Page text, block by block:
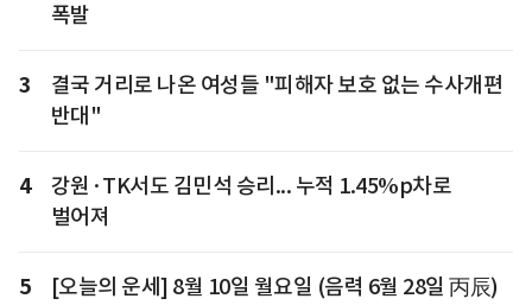
폭발
3
결국 거리로 나온 여성들 "피해자 보호 없는 수사개편
반대"
4
강원·TK서도 김민석 승리... 누적 1.45%p차로
벌어져
5 [오늘의 운세] 8월 10일 월요일 (음력 6월 28일 丙辰)